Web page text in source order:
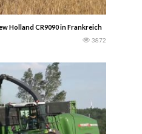
Holland CR9090 in Frankreich
3872